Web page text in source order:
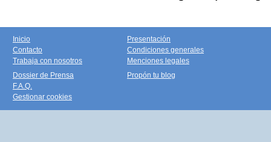
Inicio
Contacto
Trabaja con nosotros
Presentación
Condiciones generales
Menciones legales
Dossier de Prensa
F.A.Q.
Gestionar cookies
Propón tu blog